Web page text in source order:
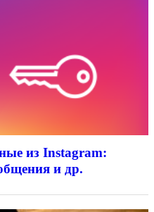
из Instagram:
и др.